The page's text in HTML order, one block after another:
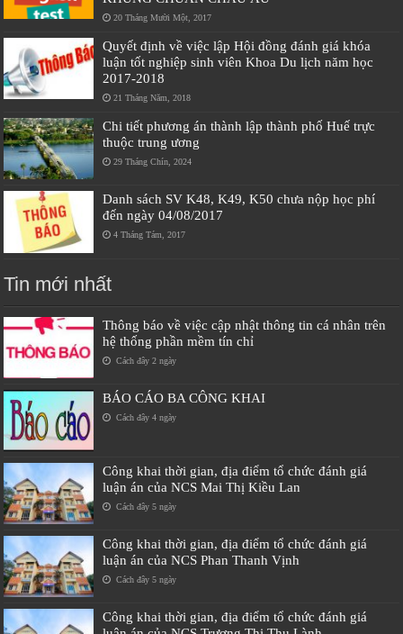
20 Tháng Mười Một, 2017
Quyết định về việc lập Hội đồng đánh giá khóa
luận tốt nghiệp sinh viên Khoa Du lịch năm học
2017-2018
21 Tháng Năm, 2018
Chi tiết phương án thành lập thành phố Huế trực
thuộc trung ương
29 Tháng Chín, 2024
Danh sách SV K48, K49, K50 chưa nộp học phí
đến ngày 04/08/2017
4 Tháng Tám, 2017
Tin mới nhất
Thông báo về việc cập nhật thông tin cá nhân trên
hệ thống phần mềm tín chỉ
Cách đây 2 ngày
BÁO CÁO BA CÔNG KHAI
Cách đây 4 ngày
Công khai thời gian, địa điểm tổ chức đánh giá
luận án của NCS Mai Thị Kiều Lan
Cách đây 5 ngày
Công khai thời gian, địa điểm tổ chức đánh giá
luận án của NCS Phan Thanh Vịnh
Cách đây 5 ngày
Công khai thời gian, địa điểm tổ chức đánh giá